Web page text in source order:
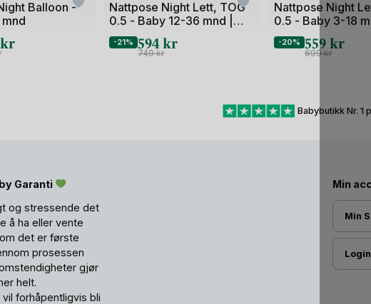
Balloon -
kr
Nattpose Night Lett, TOG
0.5 - Baby 12-36 mnd |
Vår/Sommer
-21% 594kr
749kr
Nattpose Night
0.5 - Baby 3-18
Vår/Sommer
-20% 559kr
699kr
Babybutikk Nr. 1
Garanti
og stressende det
å ha eller vente
det er første
prosessen
gjør
helt.
vil forhåpentligvis bli
Min
Min
Login